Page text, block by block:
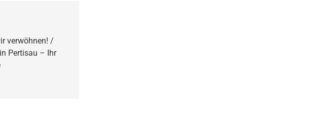
verwöhnen! /
Pertisau – Ihr